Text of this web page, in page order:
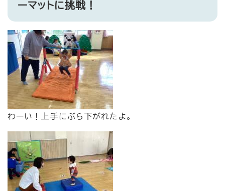
ーマットに挑戦！
​わーい！上手にぶら下がれたよ。